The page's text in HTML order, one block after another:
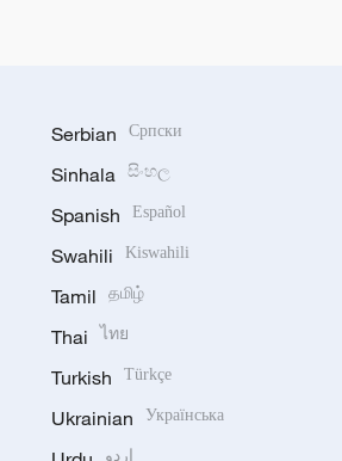
Serbian Српски
Sinhala සිංහල
Spanish Español
Swahili Kiswahili
Tamil தமிழ்
Thai ไทย
Turkish Türkçe
Ukrainian Українська
اردو